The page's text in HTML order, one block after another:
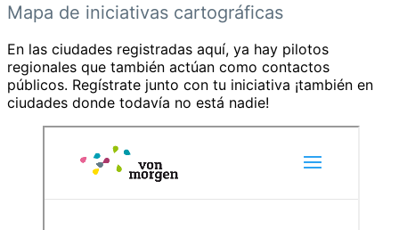
Mapa de iniciativas cartográficas
En las ciudades registradas aquí, ya hay pilotos
regionales que también actúan como contactos
públicos. Regístrate junto con tu iniciativa ¡también en
ciudades donde todavía no está nadie!